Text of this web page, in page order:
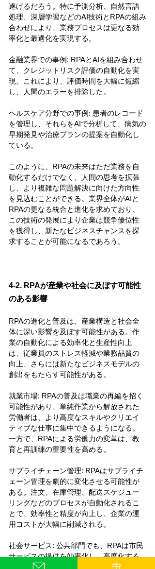
遂げるだろう。特に予測分析、自然言語
処理、深層学習などのAI技術とRPAの組み
合わせにより、業務プロセスは更なる効
率化と最適化を実現する。
金融業界での事例: RPAとAIを組み合わせ
て、クレジットリスク評価の自動化を実
現。これにより、評価時間を大幅に短縮
し、人間のエラーを排除した。
ヘルスケア分野での事例: 患者のレコード
を管理し、それらをAIで分析して、病気の
早期発見や治療プランの提案を自動化し
ている。
このように、RPAの未来はただ業務を自
動化するだけでなく、人間の思考を拡張
し、より複雑な問題解決に向けた方向性
を見込むことができる。業界全体がAIと
RPAの更なる統合と進化を求めており、
この技術の発展により企業は競争優位性
を獲得し、新たなビジネスチャンスを探
求することが可能になるであろう。
4-2. RPAが産業や社会に及ぼす可能性
のある影響
RPAの進化と普及は、産業構造と社会全
体に深い影響を及ぼす可能性がある。作
業の自動化による効率化と生産性向上
は、従業員のストレス軽減や業務品質の
向上、さらには新たなビジネスモデルの
創出をもたらす可能性がある。
就業市場: RPAの普及は職業の再編を招く
可能性があり、単純作業から解放された
労働者は、より高度なスキルやクリエイ
ティブな仕事に集中できるようになる。
一方で、RPAによる労働力の変革は、教
育と再訓練の重要性を高める。
サプライチェーン管理: RPAはサプライチ
ェーン管理を劇的に変化させる可能性が
ある。注文、在庫管理、配送スケジュー
リングなどのプロセスが自動化されるこ
とで、効率性と精度が向上し、企業の運
用コストが大幅に削減される。
社会サービス: 公共部門でも、RPAは市民
サービスの提供を効率化し、高度化する
ことができる。例えば、申請処理の自動